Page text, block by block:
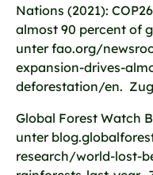
Nations (2021):
almost 90 percent of
unter fao.org/
expansion-drives-
deforestation/en.
Global Forest Watch
unter
research/world-lost-